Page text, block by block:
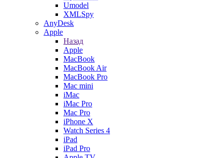
Umodel
XMLSpy
AnyDesk
Apple
Назад
Apple
MacBook
MacBook Air
MacBook Pro
Mac mini
iMac
iMac Pro
Mac Pro
iPhone X
Watch Series 4
iPad
iPad Pro